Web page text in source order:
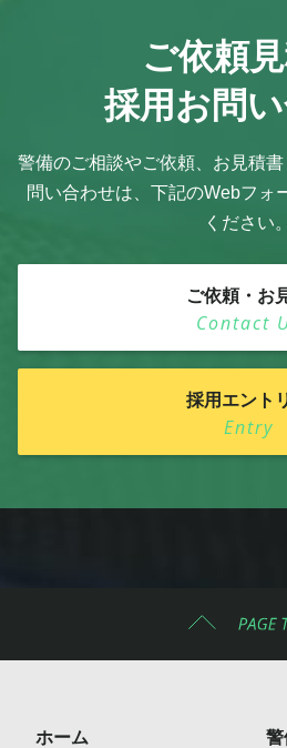
ご依頼見
採用お問
警備のご相談やご依頼、お見積
問い合わせは、 下記のWebフォ
ください。
ご依頼・お
Contact
採用エント
Entry
ホーム 警